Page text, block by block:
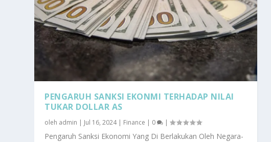
PENGARUH SANKSI EKONMI TERHADAP NILAI
TUKAR DOLLAR AS
oleh admin | Jul 16, 2024| Finance | 0 |
Pengaruh Sanksi Ekonomi Yang Di Berlakukan Oleh Negara-